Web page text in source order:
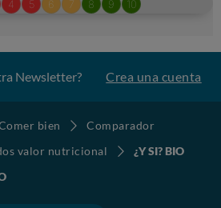
Newsletter? Crea una cuenta
bien
Comparador
valor nutricional
¿Y SI? BIO